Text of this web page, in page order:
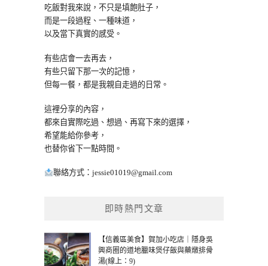
吃飯對我來說，不只是填飽肚子，
而是一段過程、一種味道，
以及當下真實的感受。
有些店會一去再去，
有些只留下那一次的記憶，
但每一餐，都是我親自走過的日常。
這裡分享的內容，
都來自實際吃過、想過、再寫下來的選擇，
希望能給你參考，
也替你省下一點時間。
聯絡方式： jessie01019@gmail.com
即時熱門文章
【信義區美食】賀加小吃店｜隱身吳
興商圈的道地臘味煲仔飯與藥燉排骨
湯(線上：9)